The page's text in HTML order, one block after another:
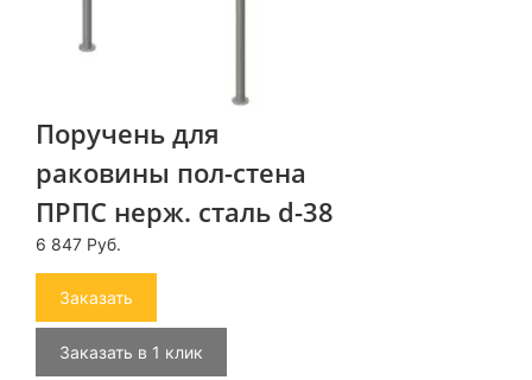
Поручень для
раковины пол-стена
ПРПС нерж. сталь d-38
6 847 Руб.
Заказать
Заказать в 1 клик